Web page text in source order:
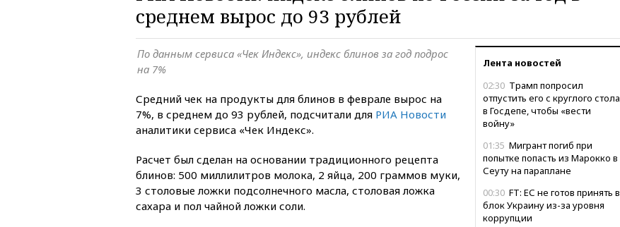
среднем вырос до 93 рублей
Лента новостей
02:30 Трамп попросил
отпустить его с круглого стола
в Госдепе, чтобы «вести
войну»
01:35 Мигрант погиб при
попытке попасть из Марокко в
Сеуту на параплане
00:30 FT: ЕС не готов принять в
блок Украину из-за уровня
коррупции
По данным сервиса «Чек Индекс», индекс блинов за год подрос
на 7%
Средний чек на продукты для блинов в феврале вырос на
7%, в среднем до 93 рублей, подсчитали для РИА Новости
аналитики сервиса «Чек Индекс».
Расчет был сделан на основании традиционного рецепта
блинов: 500 миллилитров молока, 2 яйца, 200 граммов муки,
3 столовые ложки подсолнечного масла, столовая ложка
сахара и пол чайной ложки соли.